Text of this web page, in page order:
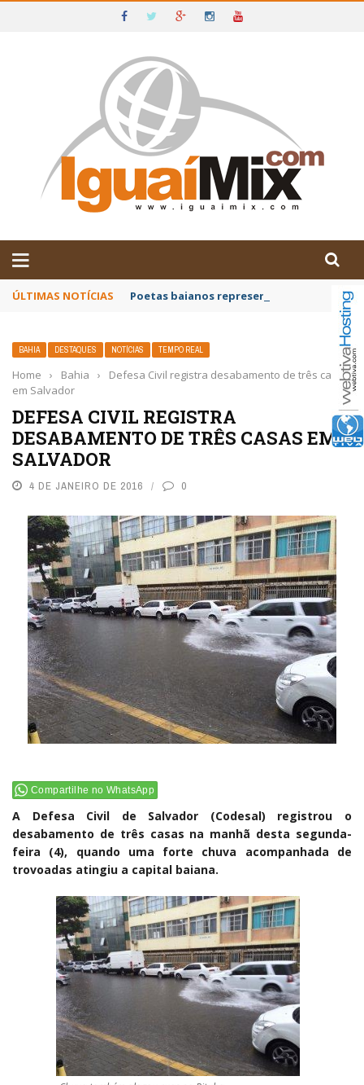
IGUAÍ E SUDOESTE DA BAHIA
ÚLTIMAS NOTÍCIAS Poetas baianos representam o Brasil no
BAHIA DESTAQUES NOTÍCIAS TEMPO REAL
Home › Bahia ›
Defesa Civil registra desabamento de três casas
em Salvador
DEFESA CIVIL REGISTRA
DESABAMENTO DE TRÊS CASAS EM
SALVADOR
4 DE JANEIRO DE 2016 0
Compartilhe no WhatsApp
A Defesa Civil de Salvador (Codesal) registrou o
desabamento de três casas na manhã desta segunda-
feira (4), quando uma forte chuva acompanhada de
trovoadas atingiu a capital baiana.